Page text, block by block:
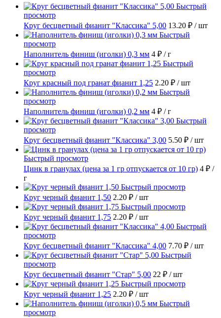
Быстрый
просмотр
Круг бесцветный фианит "Классика" 5,00 13.20 ₽ / шт
Быстрый
просмотр
Наполнитель финиш (иголки) 0,3 мм 4 ₽ / г
Быстрый
просмотр
Круг красный под гранат фианит 1,25 2.20 ₽ / шт
Быстрый
просмотр
Наполнитель финиш (иголки) 0,2 мм 4 ₽ / г
Быстрый
просмотр
Круг бесцветный фианит "Классика" 3,00 5.50 ₽ / шт
Быстрый просмотр
Цинк в гранулах (цена за 1 гр отпускается от 10 гр) 4 ₽ /
г
Быстрый просмотр
Круг черный фианит 1,50 2.20 ₽ / шт
Быстрый просмотр
Круг черный фианит 1,75 2.20 ₽ / шт
Быстрый
просмотр
Круг бесцветный фианит "Классика" 4,00 7.70 ₽ / шт
Быстрый
просмотр
Круг бесцветный фианит "Стар" 5,00 22 ₽ / шт
Быстрый просмотр
Круг черный фианит 1,25 2.20 ₽ / шт
Быстрый
просмотр